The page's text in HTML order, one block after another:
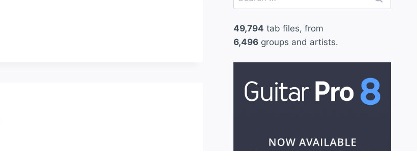
for:
49,794 tab files, from
6,496groups and artists.